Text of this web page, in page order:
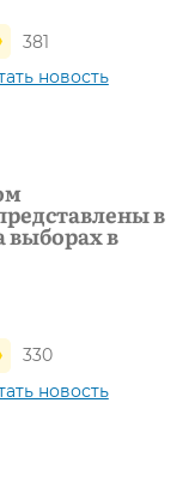
381
новость
в
выборах в
330
новость